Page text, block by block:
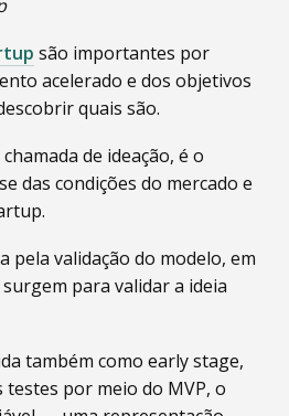
são importantes por
acelerado e dos objetivos
quais são.
de ideação, é o
das condições do mercado e
pela validação do modelo, em
para validar a ideia
também como early stage,
testes por meio do MVP, o